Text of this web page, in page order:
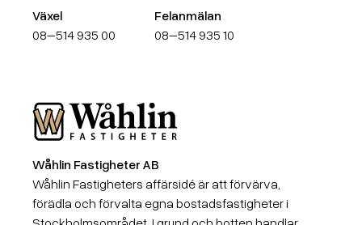
Växel
08–514 935 00
Felanmälan
08–514 935 10
Wåhlin Fastigheter AB
Wåhlin Fastigheter AB
Wåhlin Fastigheters affärsidé är att förvärva,
förädla och förvalta egna bostadsfastigheter i